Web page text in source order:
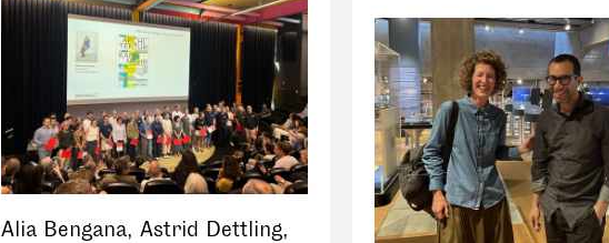
Alia Bengana, Astrid Dettling,